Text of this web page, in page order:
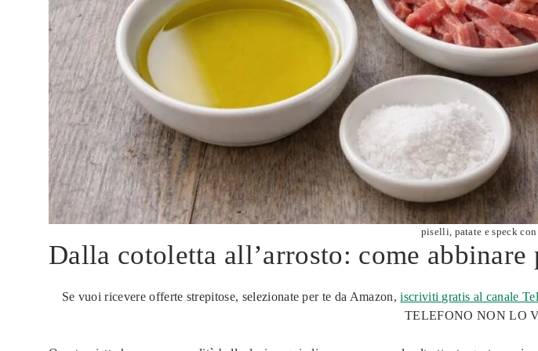
piselli, patate e speck
Dalla cotoletta all’arrosto: come
Se vuoi ricevere offerte strepitose, selezionate per te da Amazon,iscriviti gratis al canale
TELEFONO NON LO